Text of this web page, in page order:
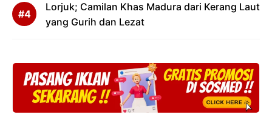
Lorjuk; Camilan Khas Madura dari Kerang Laut
yang Gurih dan Lezat